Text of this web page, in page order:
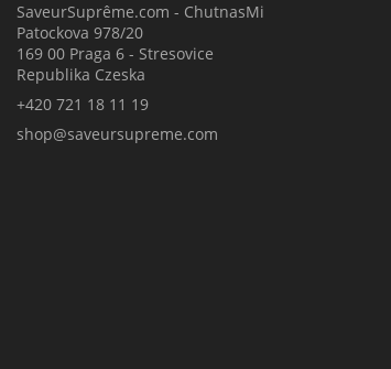
SaveurSuprême.com - ChutnasMi
Patockova 978/20
169 00 Praga 6 - Stresovice
Republika Czeska
+420 721 18 11 19
shop@saveursupreme.com